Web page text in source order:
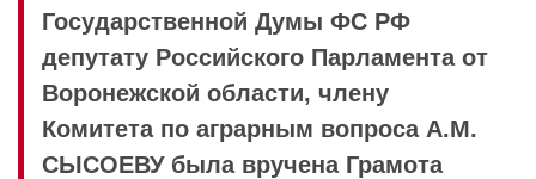
Государственной Думы ФС РФ
депутату Российского Парламента от
Воронежской области, члену
Комитета по аграрным вопроса А.М.
СЫСОЕВУ была вручена Грамота